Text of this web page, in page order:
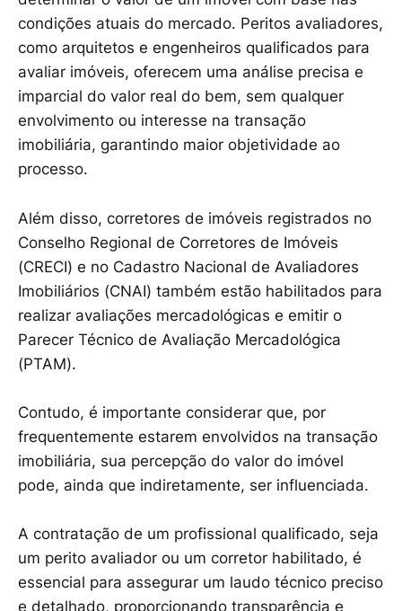
condições atuais do mercado. Peritos avaliadores,
como arquitetos e engenheiros qualificados para
avaliar imóveis, oferecem uma análise precisa e
imparcial do valor real do bem, sem qualquer
envolvimento ou interesse na transação
imobiliária, garantindo maior objetividade ao
processo.
Além disso, corretores de imóveis registrados no
Conselho Regional de Corretores de Imóveis
(CRECI) e no Cadastro Nacional de Avaliadores
Imobiliários (CNAI) também estão habilitados para
realizar avaliações mercadológicas e emitir o
Parecer Técnico de Avaliação Mercadológica
(PTAM).
Contudo, é importante considerar que, por
frequentemente estarem envolvidos na transação
imobiliária, sua percepção do valor do imóvel
pode, ainda que indiretamente, ser influenciada.
A contratação de um profissional qualificado, seja
um perito avaliador ou um corretor habilitado, é
essencial para assegurar um laudo técnico preciso
e detalhado, proporcionando transparência e